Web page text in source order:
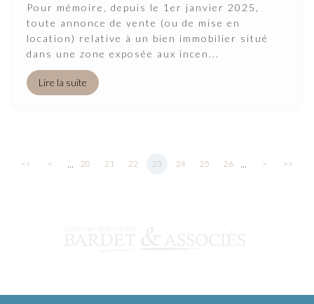
Pour mémoire, depuis le 1er janvier 2025,
toute annonce de vente (ou de mise en
location) relative à un bien immobilier situé
dans une zone exposée aux incen...
Lire la suite
<< < ... 20 21 22 23 24 25 26 ... > >>